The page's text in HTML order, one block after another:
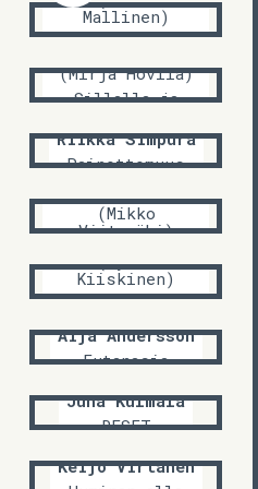
Mallinen)
Inhimillinen
(Mirja Hovila)
Sillalla ja
Riikka Simpura
Painottomuus
Landi
(Mikko
Viitamäki)
(Jyrki
Kiiskinen)
syvä rakkaus ei
Aija Andersson
Eutanasia
Juha Kulmala
RESET
Keijo Virtanen